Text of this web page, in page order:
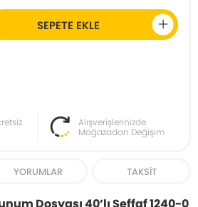
SEPETE EKLE
Alışverişlerinizde
Mağazadan Değişim
YORUMLAR TAKSIT